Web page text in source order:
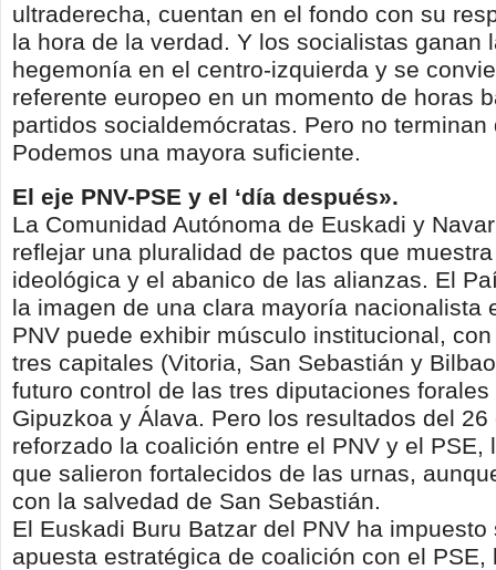
ultraderecha, cuentan en el fondo con su
la hora de la verdad. Y los socialistas ganan
hegemonía en el centro-izquierda y se
referente europeo en un momento de horas
partidos socialdemócratas. Pero no terminan
Podemos una mayora suficiente.
El eje PNV-PSE y el ‘día después».
La Comunidad Autónoma de Euskadi y
reflejar una pluralidad de pactos que
ideológica y el abanico de las alianzas. El
la imagen de una clara mayoría nacionalista
PNV puede exhibir músculo institucional,
tres capitales (Vitoria, San Sebastián y
futuro control de las tres diputaciones
Gipuzkoa y Álava. Pero los resultados del
reforzado la coalición entre el PNV y el PSE,
que salieron fortalecidos de las urnas,
con la salvedad de San Sebastián.
El Euskadi Buru Batzar del PNV ha impuesto
apuesta estratégica de coalición con el PSE,